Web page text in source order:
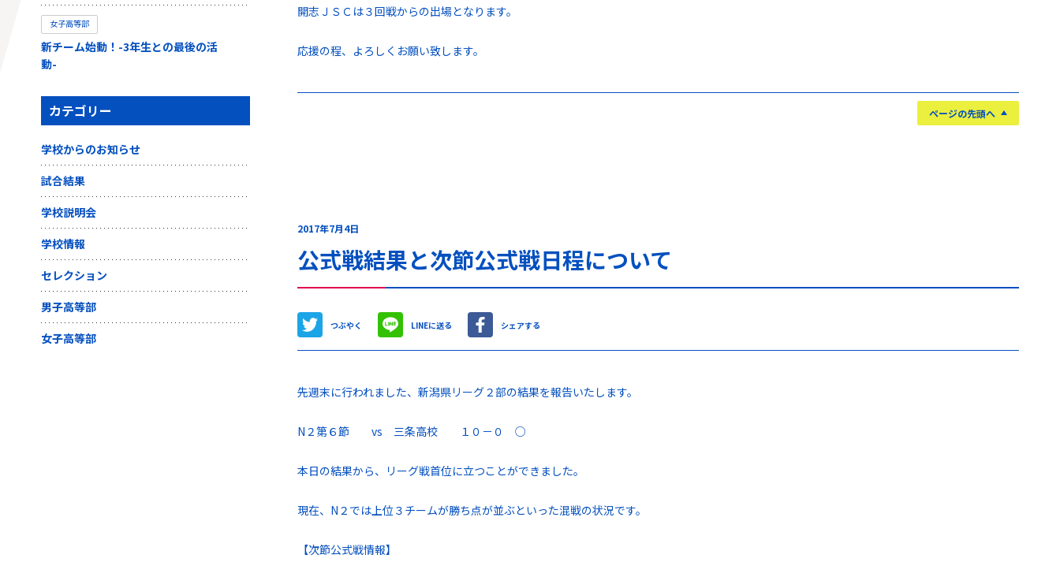
開志ＪＳＣは３回戦からの出場となります。
応援の程、よろしくお願い致します。
ページの先頭へ
2017年7月4日
公式戦結果と次節公式戦日程について
つぶやく LINEに送る シェアする
先週末に行われました、新潟県リーグ２部の結果を報告いたします。
N２第６節 vs 三条高校 １０－０ ○
本日の結果から、リーグ戦首位に立つことができました。
現在、N２では上位３チームが勝ち点が並ぶといった混戦の状況です。
【次節公式戦情報】
女子高等部
新チーム始動！-3年生との最後の活
動-
カテゴリー
学校からのお知らせ
試合結果
学校説明会
学校情報
セレクション
男子高等部
女子高等部